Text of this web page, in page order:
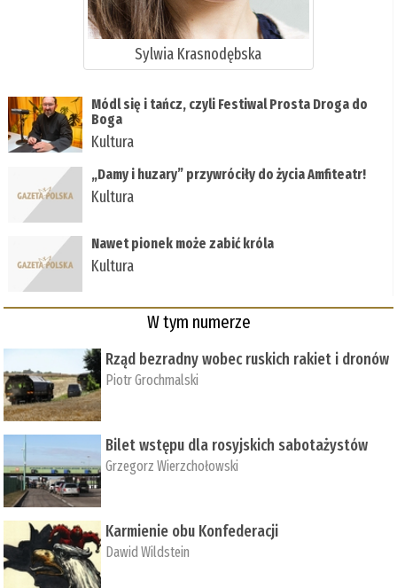
Sylwia Krasnodębska
Módl się i tańcz, czyli Festiwal Prosta Droga do
Boga
Kultura
„Damy i huzary” przywróciły do życia Amfiteatr!
Kultura
Nawet pionek może zabić króla
Kultura
W tym numerze
Rząd bezradny wobec ruskich rakiet i dronów
Piotr Grochmalski
Bilet wstępu dla rosyjskich sabotażystów
Grzegorz Wierzchołowski
Karmienie obu Konfederacji
Dawid Wildstein